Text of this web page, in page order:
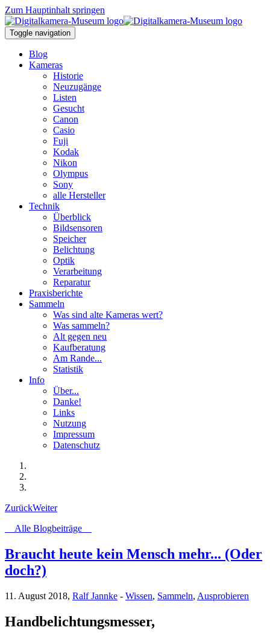
Zum Hauptinhalt springen
Toggle navigation
Blog
Kameras
Historie
Neuzugänge
Listen
Gesucht
Canon
Casio
Fuji
Kodak
Nikon
Olympus
Sony
alle Hersteller
Technik
Überblick
Bildsensoren
Speicher
Belichtung
Optik
Verarbeitung
Reparatur
Praxisberichte
Sammeln
Was sind alte Kameras wert?
Was sammeln?
Alt gegen neu
Kaufberatung
Am Rande...
Statistik
Info
Über...
Danke!
Links
Nutzung
Impressum
Datenschutz
ZurückWeiter
Alle Blogbeiträge
Braucht heute kein Mensch mehr... (Oder
doch?)
11. August 2018, Ralf Jannke - Wissen, Sammeln, Ausprobieren
Handbelichtungsmesser,